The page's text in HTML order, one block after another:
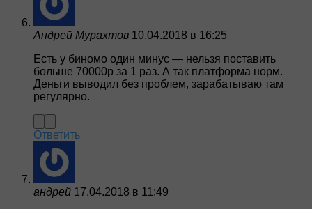
Андрей Мурахтов 10.04.2018 в 16:25
Есть у биномо один минус — нельзя поставить
больше 70000р за 1 раз. А так платформа норм.
Деньги выводил без проблем, зарабатываю там
регулярно.
Ответить
андрей 17.04.2018 в 11:49